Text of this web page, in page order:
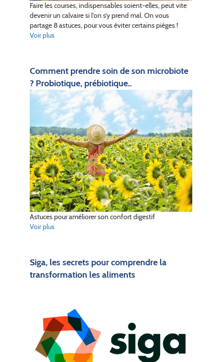
Faire les courses, indispensables soient-elles, peut vite
devenir un calvaire si l’on s’y prend mal. On vous
partage 8 astuces, pour vous éviter certains pièges !
Voir plus
Comment prendre soin de son microbiote
? Probiotique, prébiotique..
Astuces pour améliorer son confort digestif
Voir plus
Siga, les secrets pour comprendre la
transformation les aliments